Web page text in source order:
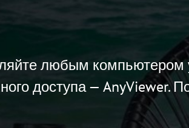
любым компьютером
доступа — AnyViewer.